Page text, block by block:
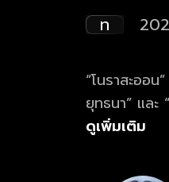
ท
“โนราสะออ
ยุทธนา” และ
ใต้ตาคมแฝง
ดูเพิ่มเติม